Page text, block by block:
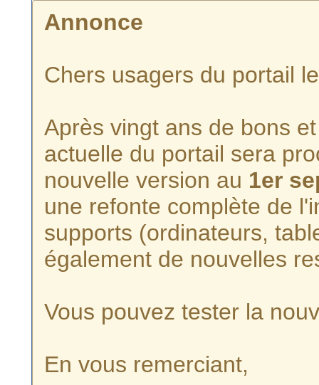
Annonce
Chers usagers du portail
Après vingt ans de bons
actuelle du portail sera
nouvelle version au 1er
une refonte complète de
supports (ordinateurs,
également de nouvelles
Vous pouvez tester la
En vous remerciant,